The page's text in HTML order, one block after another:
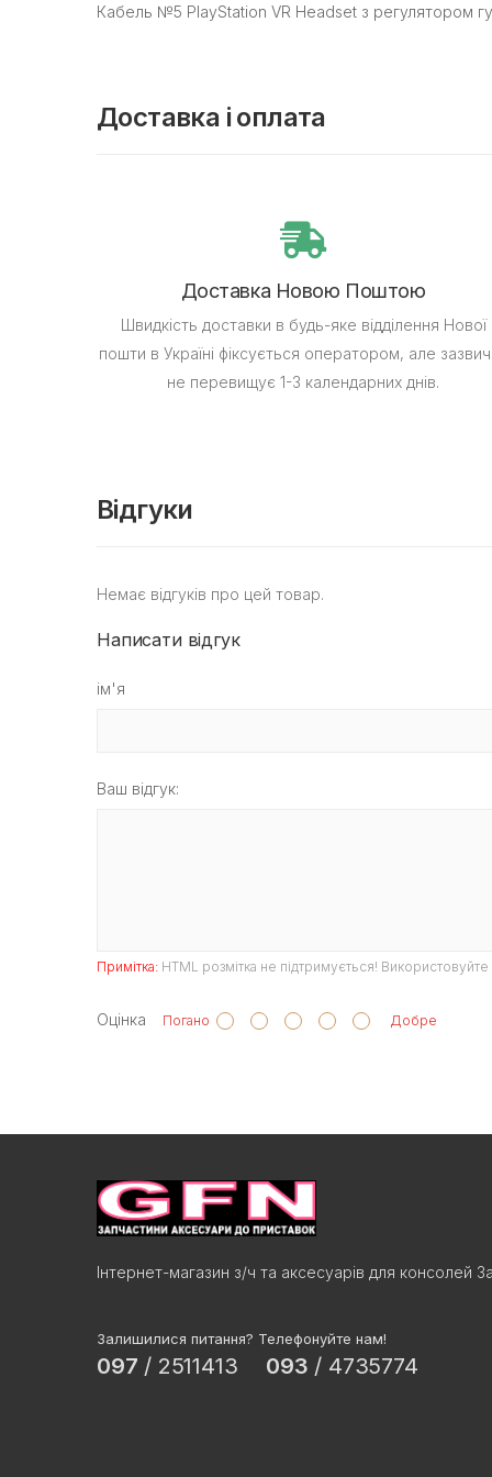
Кабель №5 PlayStation VR Headset з регулятором
Доставка і оплата
Доставка Новою Поштою
Швидкість доставки в будь-яке відділення Нової
пошти в Україні фіксується оператором, але
не перевищує 1-3 календарних днів.
Відгуки
Немає відгуків про цей товар.
Написати відгук
ім'я
Ваш відгук:
Примітка: HTML розмітка не підтримується! Використовуйте
Оцінка Погано Добре
Інтернет-магазин з/ч та аксесуарів для консолей
Залишилися питання? Телефонуйте нам!
097 / 2511413 093 / 4735774